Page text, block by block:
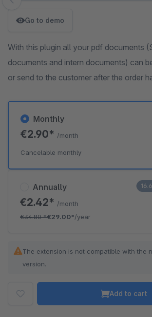
Skip image gallery
Go to demo
With this plugin all your pdf documents
documents and intern documents) can
or send to the customer after the order
Annually
€2.42* /month
€34.80*€29.00*/year
Monthly
€2.90* /month
Cancelable monthly
The extension is not compatible with the
version.
Add to cart